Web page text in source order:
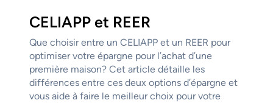
CELIAPP et REER
Que choisir entre un CELIAPP et un REER pour
optimiser votre épargne pour l’achat d’une
première maison? Cet article détaille les
différences entre ces deux options d’épargne et
vous aide à faire le meilleur choix pour votre